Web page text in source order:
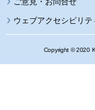
ウェブアクセシビリテ
Copyright © 2020